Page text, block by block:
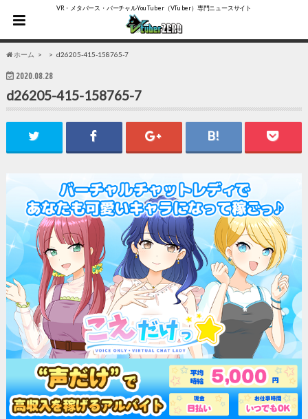
VR・メタバース・バーチャルYouTuber（VTuber）専門ニュースサイト
ホーム d26205-415-158765-7
2020.08.28
d26205-415-158765-7